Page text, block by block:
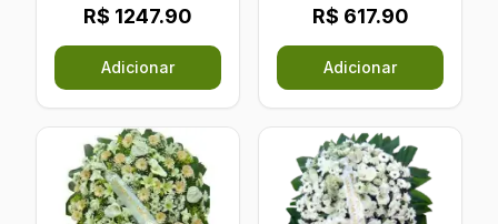
R$ 1247.90
Adicionar
R$ 617.90
Adicionar